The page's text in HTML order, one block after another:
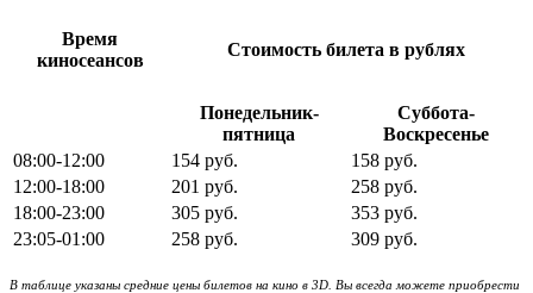
Время
киносеансов
Стоимость билета в рублях
Понедельник-
пятница
Суббота-
Воскресенье
08:00-12:00
154 руб.
158 руб.
12:00-18:00
201 руб.
258 руб.
18:00-23:00
305 руб.
353 руб.
23:05-01:00
258 руб. 309 руб.
В таблице указаны средние цены билетов на кино в 3D. Вы всегда можете приобрести